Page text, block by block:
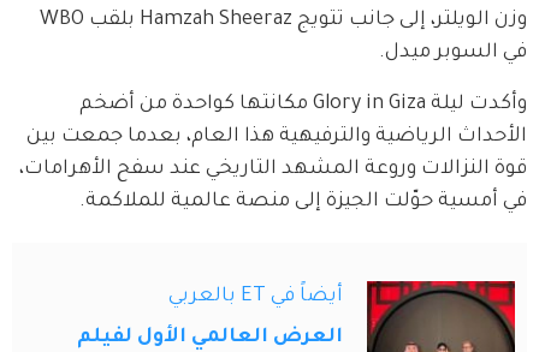
في السوبر ميدل.
وأكدت ليلة Glory in Giza مكانتها كواحدة من أضخم
الأحداث الرياضية والترفيهية هذا العام، بعدما جمعت بين
قوة النزالات وروعة المشهد التاريخي عند سفح الأهرامات،
في أمسية حوّلت الجيزة إلى منصة عالمية للملاكمة.
أيضاً في ET بالعربي
العرض العالمي الأول لفيلم